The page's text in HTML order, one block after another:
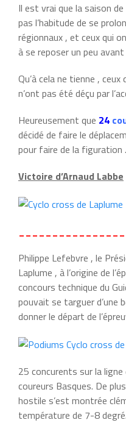
Il est vrai que la saison
pas l’habitude de se
régionnaux , et ceux qui
à se reposer un peu
Qu’à cela ne tienne ,
n’ont pas été déçu par
Heureusement que 24
décidé de faire le
pour faire de la figuration
Victoire d’Arnaud Labbe
Philippe Lefebvre , le
Laplume , à l’origine de
concours technique du
pouvait se targuer d’une
donner le départ de
25 concurents sur la
coureurs Basques. De
hostile s’est montrée
température de 7-8 degré.